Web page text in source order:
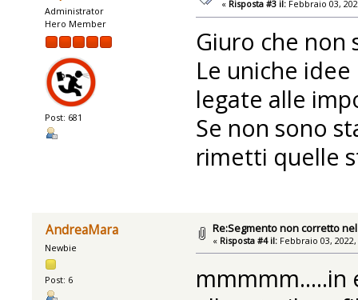
Administrator
Hero Member
Post: 681
« Risposta #3 il: Febbraio 03,
Giuro che non
Le uniche
legate alle
Se non sono
rimetti quelle
AndreaMara
Newbie
Post: 6
Re:Segmento non corretto
« Risposta #4 il: Febbraio 03,